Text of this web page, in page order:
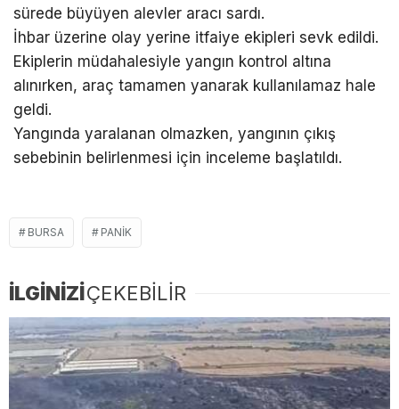
sürede büyüyen alevler aracı sardı.
İhbar üzerine olay yerine itfaiye ekipleri sevk edildi.
Ekiplerin müdahalesiyle yangın kontrol altına
alınırken, araç tamamen yanarak kullanılamaz hale
geldi.
Yangında yaralanan olmazken, yangının çıkış
sebebinin belirlenmesi için inceleme başlatıldı.
BURSA PANIK
İLGİNİZİÇEKEBİLİR